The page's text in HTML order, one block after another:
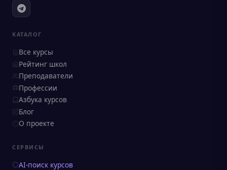
КАТАЛОГ
Все курсы
Рейтинг школ
Преподаватели
Профессии
Азбука курсов
Блог
О проекте
СЕРВИСЫ
AI-поиск курсов